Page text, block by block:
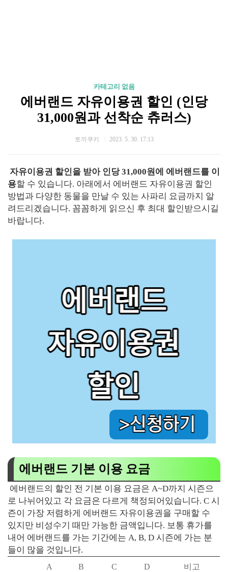
카테고리 없음
에버랜드 자유이용권 할인 (인당
31,000원과 선착순 츄러스)
토끼쿠키 2023. 5. 30. 17:13
자유이용권 할인을 받아 인당 31,000원에 에버랜드를 이
용할 수 있습니다. 아래에서 에버랜드 자유이용권 할인
방법과 다양한 동물을 만날 수 있는 사파리 요금까지 알
려드리겠습니다. 꼼꼼하게 읽으신 후 최대 할인받으시길
바랍니다.
에버랜드 기본 이용 요금
에버랜드의 할인 전 기본 이용 요금은 A~D까지 시즌으
로 나뉘어있고 각 요금은 다르게 책정되어있습니다. C 시
즌이 가장 저렴하게 에버랜드 자유이용권을 구매할 수
있지만 비성수기 때만 가능한 금액입니다. 보통 휴가를
내어 에버랜드를 가는 기간에는 A, B, D 시즌에 가는 분
들이 많을 것입니다.
A B C D 비고